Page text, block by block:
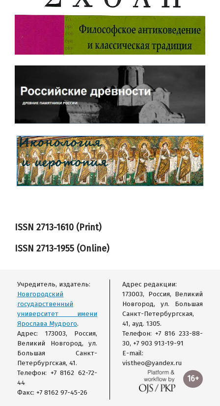
ISSN 2713-1610 (Print)
ISSN 2713-1955 (Online)
Учредитель, издатель:
Новгородский
государственный
университет имени
Ярослава Мудрого.
Адрес: 173003, Россия,
Великий Новгород, ул.
Большая Санкт-
Петербургская, 41.
Телефон: +7 8162 62-72-
44
Факс: +7 8162 97-45-26
Адрес редакции:
173003, Россия, Великий
Новгород, ул. Большая
Санкт-Петербургская,
41, ауд. 1305.
Телефон: +7 816 233-88-
30, +7 903 913-19-91
E-mail:
vistheo@yandex.ru
16+